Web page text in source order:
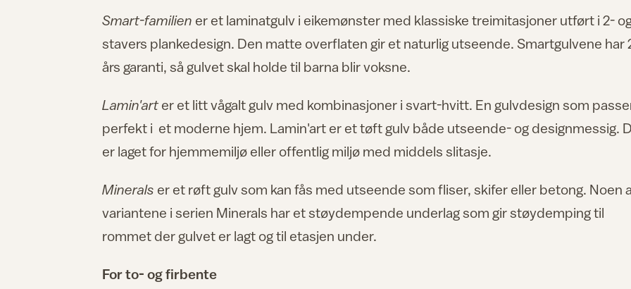
Smart-familien er et laminatgulv i eikemønster med klassiske treimitasjoner utført i 2-
stavers plankedesign. Den matte overflaten gir et naturlig utseende. Smartgulvene har
års garanti, så gulvet skal holde til barna blir voksne.
Lamin'art er et litt vågalt gulv med kombinasjoner i svart-hvitt. En gulvdesign som
perfekt i et moderne hjem. Lamin'art er et tøft gulv både utseende- og designmessig.
er laget for hjemmemiljø eller offentlig miljø med middels slitasje.
Minerals er et røft gulv som kan fås med utseende som fliser, skifer eller betong. Noen
variantene i serien Minerals har et støydempende underlag som gir støydemping til
rommet der gulvet er lagt og til etasjen under.
For to- og firbente